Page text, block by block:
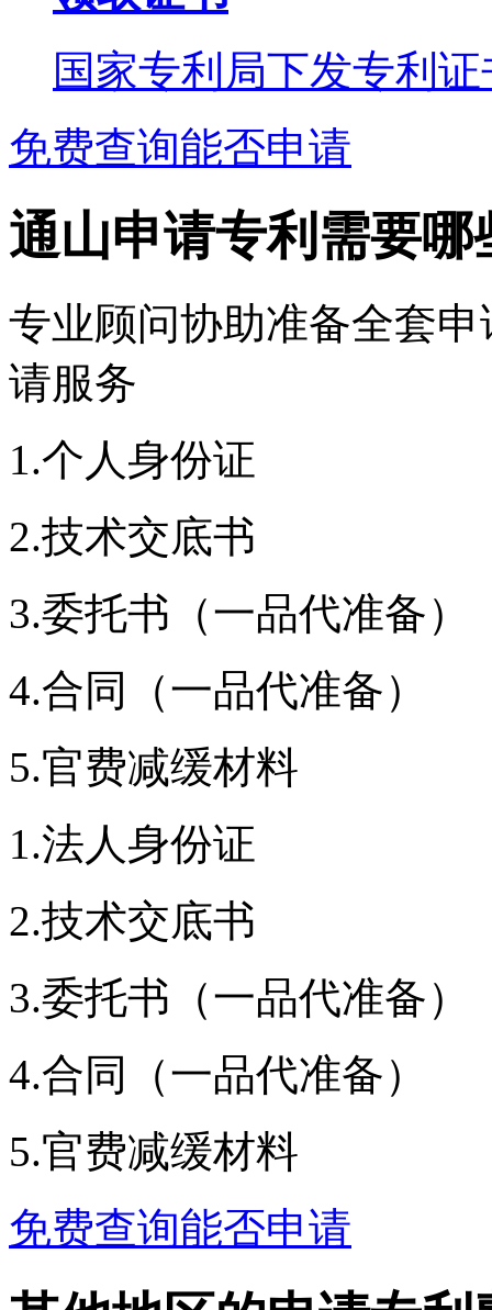
国家专利局下发专利证
免费查询能否申请
通山申请专利需要哪
专业顾问协助准备全套
请服务
1.个人身份证
2.技术交底书
3.委托书（一品代准备）
4.合同（一品代准备）
5.官费减缓材料
1.法人身份证
2.技术交底书
3.委托书（一品代准备）
4.合同（一品代准备）
5.官费减缓材料
免费查询能否申请